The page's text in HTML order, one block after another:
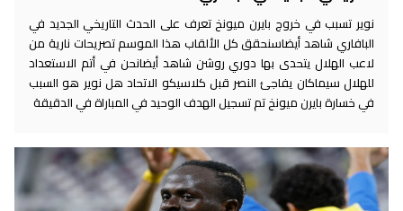
نوير تسبب في خروج بايرن ميونخ تعرف على الحدث التاريخي الجديد في
البافاري شاهد أيضاسنحقق كل الألقاب هذا الموسم تصريحات نارية من
لاعب الهلال يتحدى بها دوري روشن شاهد أيضانحن في أتم الاستعداد
للهلال سيماكان يفاجئ النصر قبل كلاسيكو الاتحاد هل نوير هو السبب
في خسارة بايرن ميونخ تم تسجيل الهدف الوحيد في المباراة في الدقيقة